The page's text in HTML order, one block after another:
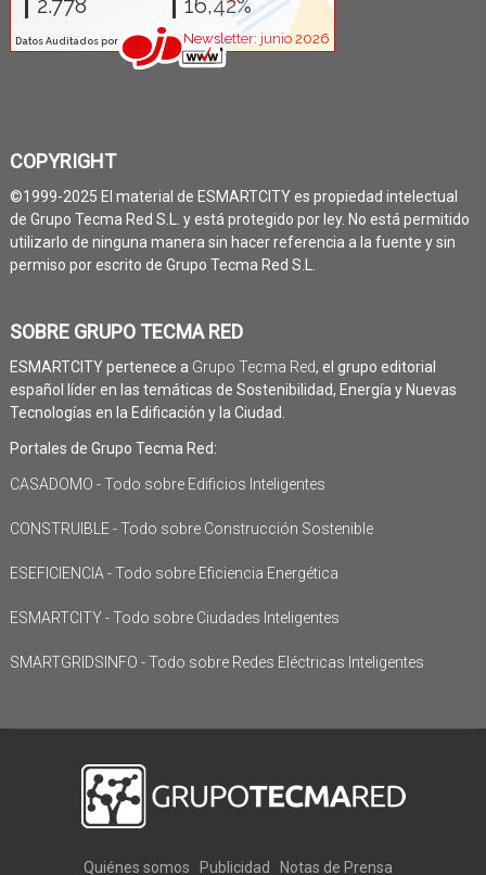
COPYRIGHT
©1999-2025 El material de ESMARTCITY es propiedad intelectual
de Grupo Tecma Red S.L. y está protegido por ley. No está permitido
utilizarlo de ninguna manera sin hacer referencia a la fuente y sin
permiso por escrito de Grupo Tecma Red S.L.
SOBRE GRUPO TECMA RED
ESMARTCITY pertenece a Grupo Tecma Red, el grupo editorial
español líder en las temáticas de Sostenibilidad, Energía y Nuevas
Tecnologías en la Edificación y la Ciudad.
Portales de Grupo Tecma Red:
CASADOMO - Todo sobre Edificios Inteligentes
CONSTRUIBLE - Todo sobre Construcción Sostenible
ESEFICIENCIA - Todo sobre Eficiencia Energética
ESMARTCITY - Todo sobre Ciudades Inteligentes
SMARTGRIDSINFO - Todo sobre Redes Eléctricas Inteligentes
Quiénes somos Publicidad Notas de Prensa